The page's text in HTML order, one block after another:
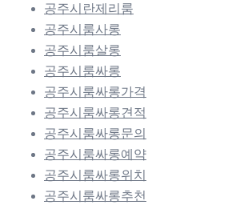
공주시란제리룸
공주시룸사롱
공주시룸살롱
공주시룸싸롱
공주시룸싸롱가격
공주시룸싸롱견적
공주시룸싸롱문의
공주시룸싸롱예약
공주시룸싸롱위치
공주시룸싸롱추천